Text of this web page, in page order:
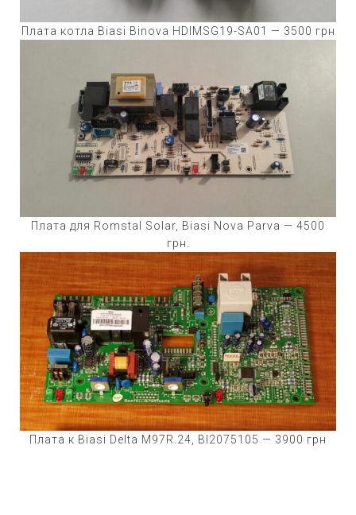
Плата котла Biasi Binova HDIMSG19-SA01 — 3500 грн
Плата для Romstal Solar, Biasi Nova Parva — 4500
грн.
Плата к Biasi Delta M97R.24, BI2075105 — 3900 грн